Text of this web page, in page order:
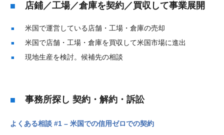
店鋪／工場／倉庫を契約／買収して事業展開
米国で運営している店舗・工場・倉庫の売却
米国で店舗・工場・倉庫を買収して米国市場に進出
現地生産を検討。候補先の相談
事務所探し 契約・解約・訴訟
よくある相談 #1 – 米国での信用ゼロでの契約